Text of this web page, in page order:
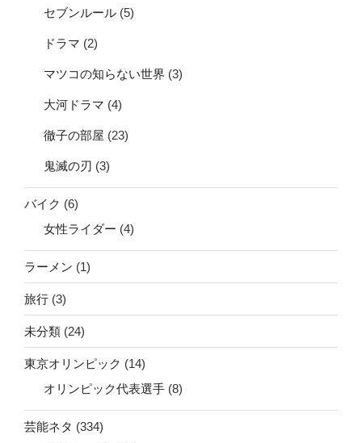
セブンルール (5)
ドラマ (2)
マツコの知らない世界 (3)
大河ドラマ (4)
徹子の部屋 (23)
鬼滅の刃 (3)
バイク (6)
女性ライダー (4)
ラーメン (1)
旅行 (3)
未分類 (24)
東京オリンピック (14)
オリンピック代表選手 (8)
芸能ネタ (334)